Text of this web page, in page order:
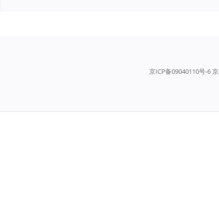
京ICP备09040110号-6